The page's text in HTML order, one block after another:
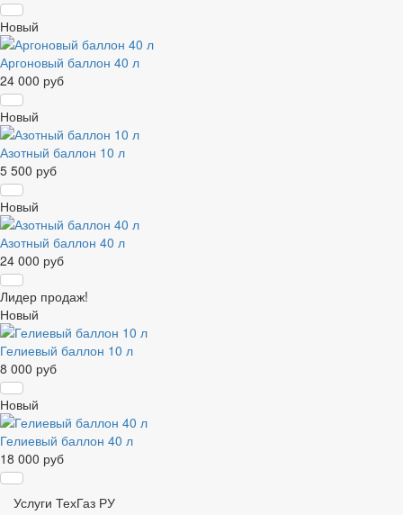
Новый
Аргоновый баллон 40 л
24 000 руб
Новый
Азотный баллон 10 л
5 500 руб
Новый
Азотный баллон 40 л
24 000 руб
Лидер продаж!
Новый
Гелиевый баллон 10 л
8 000 руб
Новый
Гелиевый баллон 40 л
18 000 руб
Услуги ТехГаз РУ